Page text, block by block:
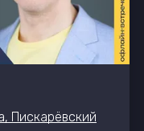
Пискарёвский